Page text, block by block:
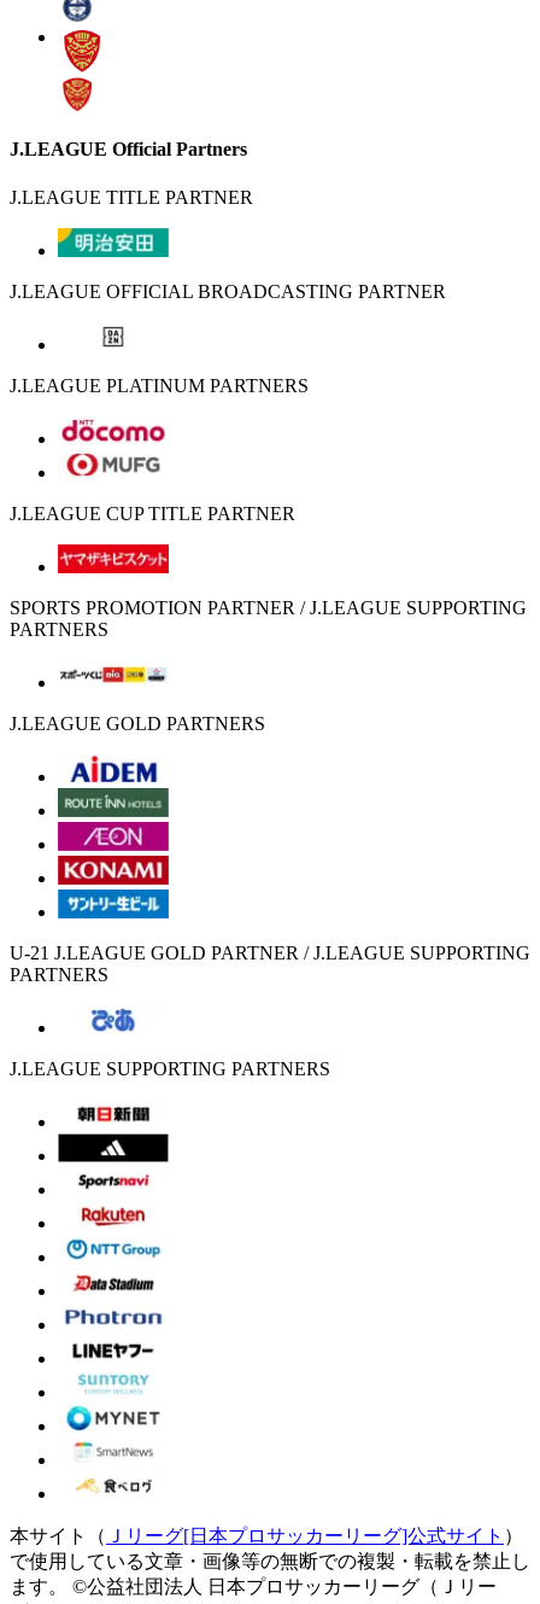
J.LEAGUE Official Partners
J.LEAGUE TITLE PARTNER
J.LEAGUE OFFICIAL BROADCASTING PARTNER
J.LEAGUE PLATINUM PARTNERS
J.LEAGUE CUP TITLE PARTNER
SPORTS PROMOTION PARTNER / J.LEAGUE SUPPORTING
PARTNERS
J.LEAGUE GOLD PARTNERS
U-21 J.LEAGUE GOLD PARTNER / J.LEAGUE SUPPORTING
PARTNERS
J.LEAGUE SUPPORTING PARTNERS
本サイト（ Ｊリーグ[日本プロサッカーリーグ]公式サイト ）
で使用している文章・画像等の無断での複製・転載を禁止し
ます。
©公益社団法人 日本プロサッカーリーグ（Ｊリー